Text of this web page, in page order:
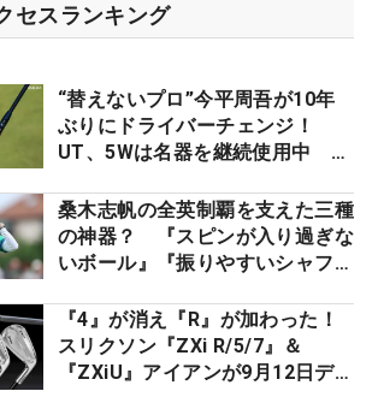
セスランキング
“替えないプロ”今平周吾が10年
ぶりにドライバーチェンジ！
UT、5Wは名器を継続使用中 #
桑木志帆の全英制覇を支えた三種
の神器？ 『スピンが入り過ぎな
いボール』『振りやすいシャフ
ー』 #女子プロセッティング
『4』が消え『R』が加わった！
スリクソン『ZXi R/5/7』＆
『ZXiU』アイアンが9月12日デ